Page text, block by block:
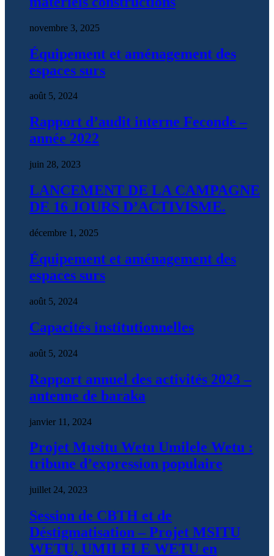
novembre 3, 2025
Équipement et aménagement des
espaces surs
août 5, 2024
Rapport d’audit interne Feconde –
année 2022
juin 28, 2023
LANCEMENT DE LA CAMPAGNE
DE 16 JOURS D’ACTIVISME.
décembre 1, 2025
Équipement et aménagement des
espaces surs
août 5, 2024
Capacités institutionnelles
août 5, 2024
Rapport annuel des activités 2023 –
antenne de baraka
janvier 11, 2024
Projet Musitu Wetu Umilele Wetu :
tribune d’expression populaire
juillet 24, 2023
Session de CBTH et de
Déstigmatisation – Projet MSITU
WETU, UMILELE WETU en